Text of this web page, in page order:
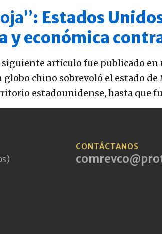
: Estados
económica
siguiente artículo fue publicado
globo chino sobrevoló el estado
estadounidense, hasta que
CONTÁCTANOS